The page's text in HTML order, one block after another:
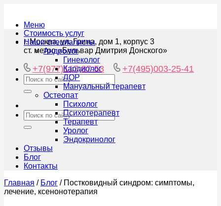
Меню
г. Москва, ул. Грина, дом 1, корпус 3
ст. метро «Бульвар Дмитрия Донского»
+7(977)117-87-53 +7(495)003-25-41
Стоимость услуг
Наши специалисты
Андролог
Гинеколог
Кардиолог
ЛОР
Мануальный терапевт
Остеопат
Психолог
Психотерапевт
Терапевт
Уролог
Эндокринолог
Отзывы
Блог
Контакты
Главная / Блог / Постковидный синдром: симптомы,
лечение, ксенонотерапия